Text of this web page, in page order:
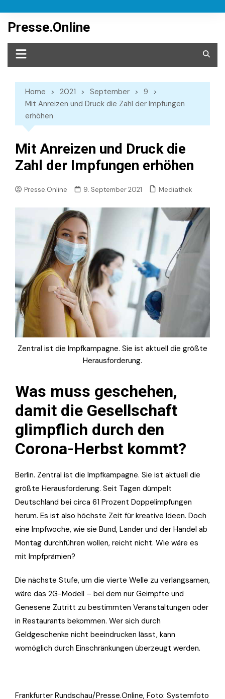
content
Presse.Online
Home 2021 September
9
Mit Anreizen und Druck die Zahl der Impfungen
erhöhen
Mit Anreizen und Druck die
Zahl der Impfungen erhöhen
Presse.Online 9. September 2021 Mediathek
Zentral ist die Impfkampagne. Sie ist aktuell die größte
Herausforderung.
Was muss geschehen,
damit die Gesellschaft
glimpflich durch den
Corona-Herbst kommt?
Berlin. Zentral ist die Impfkampagne. Sie ist aktuell die
größte Herausforderung. Seit Tagen dümpelt
Deutschland bei circa 61 Prozent Doppelimpfungen
herum. Es ist also höchste Zeit für kreative Ideen. Doch
eine Impfwoche, wie sie Bund, Länder und der Handel ab
Montag durchführen wollen, reicht nicht. Wie wäre es
mit Impfprämien?
Die nächste Stufe, um die vierte Welle zu verlangsamen,
wäre das 2G-Modell – bei dem nur Geimpfte und
Genesene Zutritt zu bestimmten Veranstaltungen oder
in Restaurants bekommen. Wer sich durch
Geldgeschenke nicht beeindrucken lässt, kann
womöglich durch Einschränkungen überzeugt werden.
Frankfurter Rundschau/Presse.Online, Foto: Systemfoto